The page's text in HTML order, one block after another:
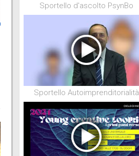
Sportello d'ascolto PsynBo
Sportello Autoimprenditorialità